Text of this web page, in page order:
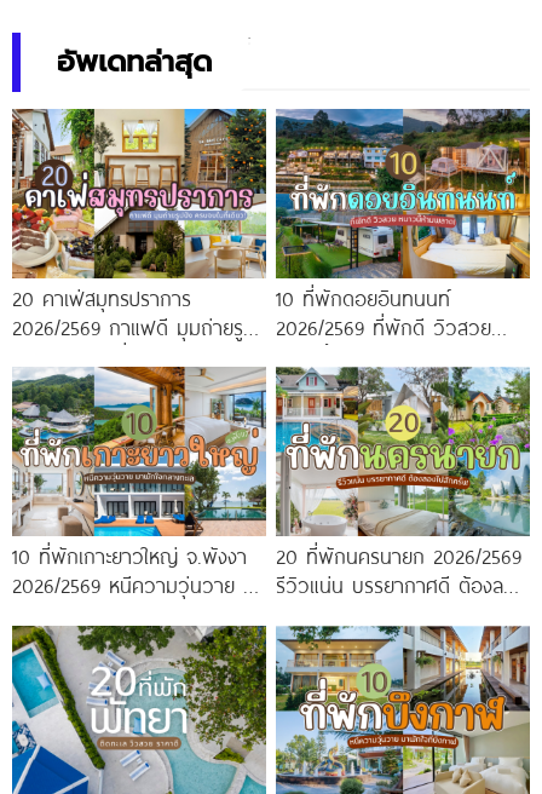
อัพเดทล่าสุด
20 คาเฟ่สมุทรปราการ
2026/2569 กาแฟดี มุมถ่ายรูป
10 ที่พักดอยอินทนนท์
2026/2569 ที่พักดี วิวสวย
10 ที่พักเกาะยาวใหญ่ จ.พังงา
2026/2569 หนีความวุ่นวาย มา
20 ที่พักนครนายก 2026/2569
รีวิวแน่น บรรยากาศดี ต้องลอง